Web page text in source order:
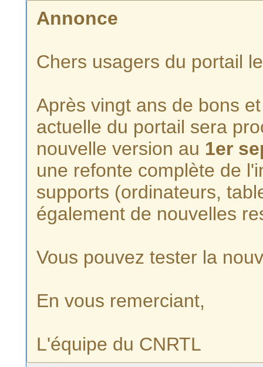
Annonce
Chers usagers du portail
Après vingt ans de bons
actuelle du portail sera
nouvelle version au 1er
une refonte complète de
supports (ordinateurs,
également de nouvelles
Vous pouvez tester la
En vous remerciant,
L'équipe du CNRTL